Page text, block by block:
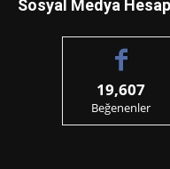
Sosyal Medya
19,607
Beğenenler